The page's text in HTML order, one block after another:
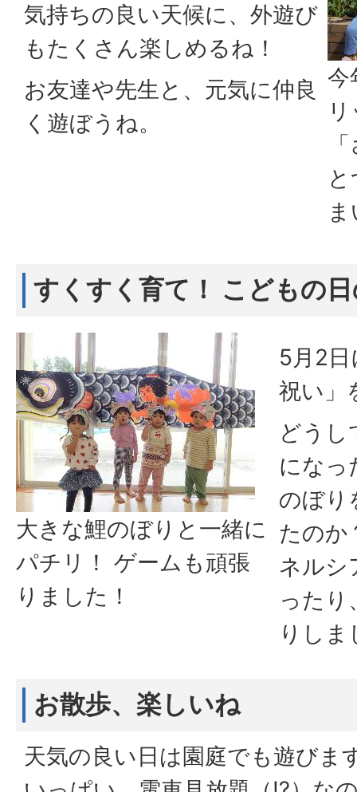
今
気持ちの良い天候に、外遊び
もたくさん楽しめるね！
お友達や先生と、元気に仲良
く遊ぼうね。
すくすく育て！ こどもの
大きな鯉のぼりと一緒に
パチリ！ ゲームも頑張
りました！
5月2
祝い」
どうし
になっ
のぼり
たのか
ネルシ
ったり
りしま
お散歩、楽しいね
天気の良い日は園庭でも遊びま